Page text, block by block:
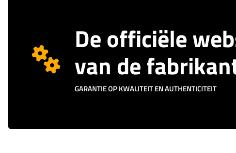
De officiële
van de
GARANTIE OP KWALITEIT EN AUTHENTICITEIT